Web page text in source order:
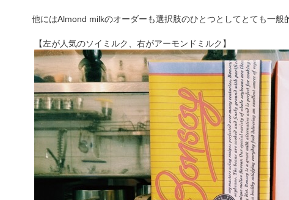
他にはAlmond milkのオーダーも選択肢のひとつとしてとても一般
【左が人気のソイミルク、右がアーモンドミルク】